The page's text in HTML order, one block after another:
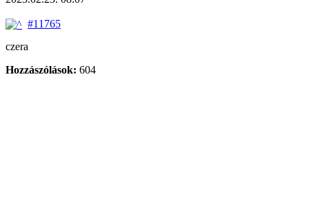
#11765
czera
Hozzászólások: 604